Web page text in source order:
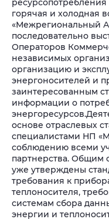
ресурсопотребления
горячая и холодная
«Межрегиональный
последовательно
Операторов
независимых
организацию и
энергоносителей и
заинтересованным
информации о
энергоресурсов.
основе отраслевых
специалистами НП
соблюдению всеми
партнерства. Общим
уже утверждены
требования к
теплоносителя,
системам сбора
энергии и